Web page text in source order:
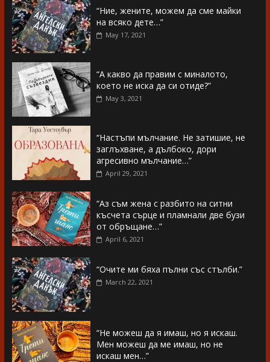
“Ние, жените, можем да сме майки
на всяко дете…”
May 17, 2021
“А какво да правим с миналото,
което не иска да си отиде?”
May 3, 2021
“Настъпи мълчание. Не затишие, не
заглъхване, а дълбоко, дори
агресивно мълчание…”
April 29, 2021
“Аз съм жена с разбито на ситни
късчета сърце и пламнали две бузи
от обръщане…”
April 6, 2021
“Очите ми бяха пълни със стълби.”
March 22, 2021
“Не можеш да я имаш, но я искаш.
Мен можеш да ме имаш, но не
искаш мен…”